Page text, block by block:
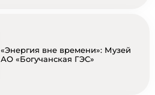
«Энергия вне времени»: Музей
АО «Богучанская ГЭС»